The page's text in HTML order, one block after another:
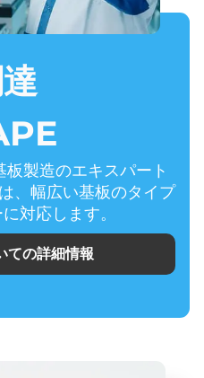
製造のエキスパート
、幅広い基板のタイプ
対応します。
ての詳細情報